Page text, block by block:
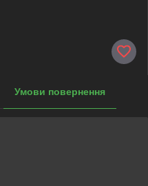
Умови повернення